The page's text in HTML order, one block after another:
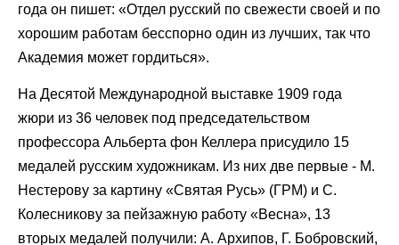
года он пишет: «Отдел русский по свежести своей и по
хорошим работам бесспорно один из лучших, так что
Академия может гордиться».
На Десятой Международной выставке 1909 года
жюри из 36 человек под председательством
профессора Альберта фон Келлера присудило 15
медалей русским художникам. Из них две первые - М.
Нестерову за картину «Святая Русь» (ГРМ) и С.
Колесникову за пейзажную работу «Весна», 13
вторых медалей получили: А. Архипов, Г. Бобровский,